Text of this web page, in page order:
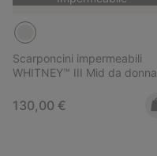
Scarponcini impermeabili
WHITNEY™ III Mid da donna
Regular price:
130,00 €